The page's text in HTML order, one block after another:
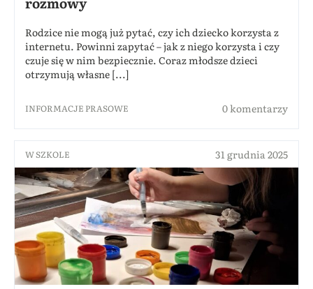
Rodzice nie mogą już pytać, czy ich dziecko korzysta z
internetu. Powinni zapytać – jak z niego korzysta i czy
czuje się w nim bezpiecznie. Coraz młodsze dzieci
otrzymują własne [...]
INFORMACJE PRASOWE 0 komentarzy
W SZKOLE 31 grudnia 2025